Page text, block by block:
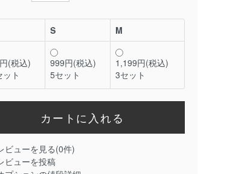
S M
(税込)
ット
999円(税込)
5セット
1,199円(税込)
3セット
ビューを見る(0件)
ビューを投稿